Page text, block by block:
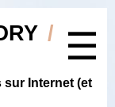
/
☰
sur Internet (et